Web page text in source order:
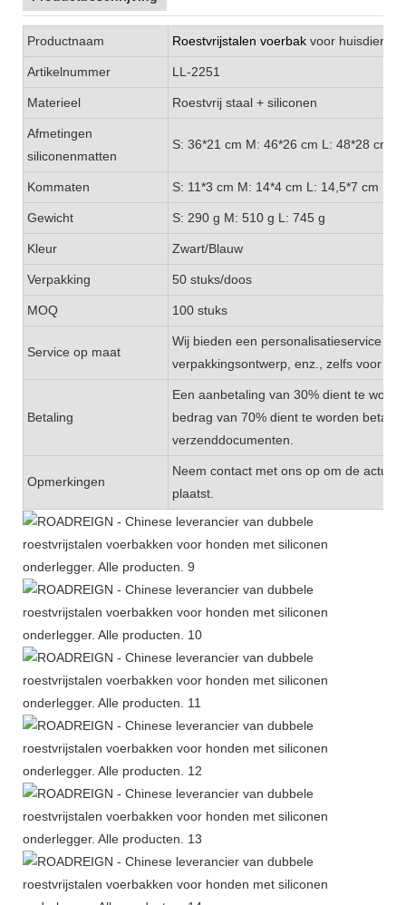
Productnaam Roestvrijstalen voerbak voor huisdieren
Artikelnummer LL-2251
Materieel Roestvrij staal + siliconen
Afmetingen
siliconenmatten
S: 36*21 cm M: 46*26 cm L: 48*28 cm
Kommaten S: 11*3 cm M: 14*4 cm L: 14,5*7 cm
Gewicht S: 290 g M: 510 g L: 745 g
Kleur Zwart/Blauw
Verpakking 50 stuks/doos
MOQ 100 stuks
Service op maat
Wij bieden een personalisatieservice
verpakkingsontwerp, enz., zelfs voor
Betaling
Een aanbetaling van 30% dient te
bedrag van 70% dient te worden
verzenddocumenten.
Opmerkingen
Neem contact met ons op om de
plaatst.